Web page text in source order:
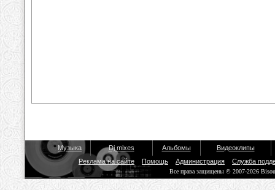
Музыка Dj mixes Альбомы
Видеоклипы
Реклама на сайте
Помощь Администрация Служба
Все права защищены © 2007-2026